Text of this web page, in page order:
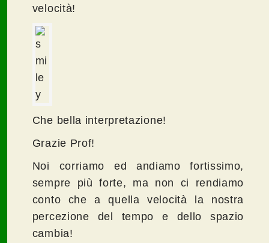
velocità!
Che bella interpretazione!
Grazie Prof!
Noi corriamo ed andiamo fortissimo,
sempre più forte, ma non ci rendiamo
conto che a quella velocità la nostra
percezione del tempo e dello spazio
cambia!